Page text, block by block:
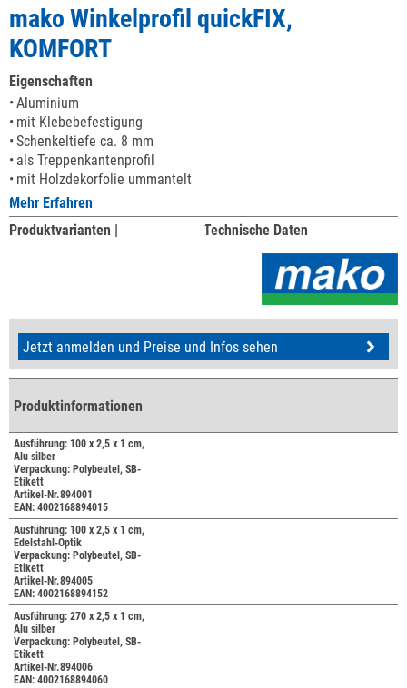
mako Winkelprofil quickFIX,
KOMFORT
Eigenschaften
Aluminium
mit Klebebefestigung
Schenkeltiefe ca. 8 mm
als Treppenkantenprofil
mit Holzdekorfolie ummantelt
Mehr Erfahren
Produktvarianten |
Technische Daten
Jetzt anmelden und Preise und Infos sehen
Produktinformationen
Ausführung: 100 x 2,5 x 1 cm,
Alu silber
Verpackung: Polybeutel, SB-
Etikett
Artikel-Nr.894001
EAN: 4002168894015
Ausführung: 100 x 2,5 x 1 cm,
Edelstahl-Optik
Verpackung: Polybeutel, SB-
Etikett
Artikel-Nr.894005
EAN: 4002168894152
Ausführung: 270 x 2,5 x 1 cm,
Alu silber
Verpackung: Polybeutel, SB-
Etikett
Artikel-Nr.894006
EAN: 4002168894060